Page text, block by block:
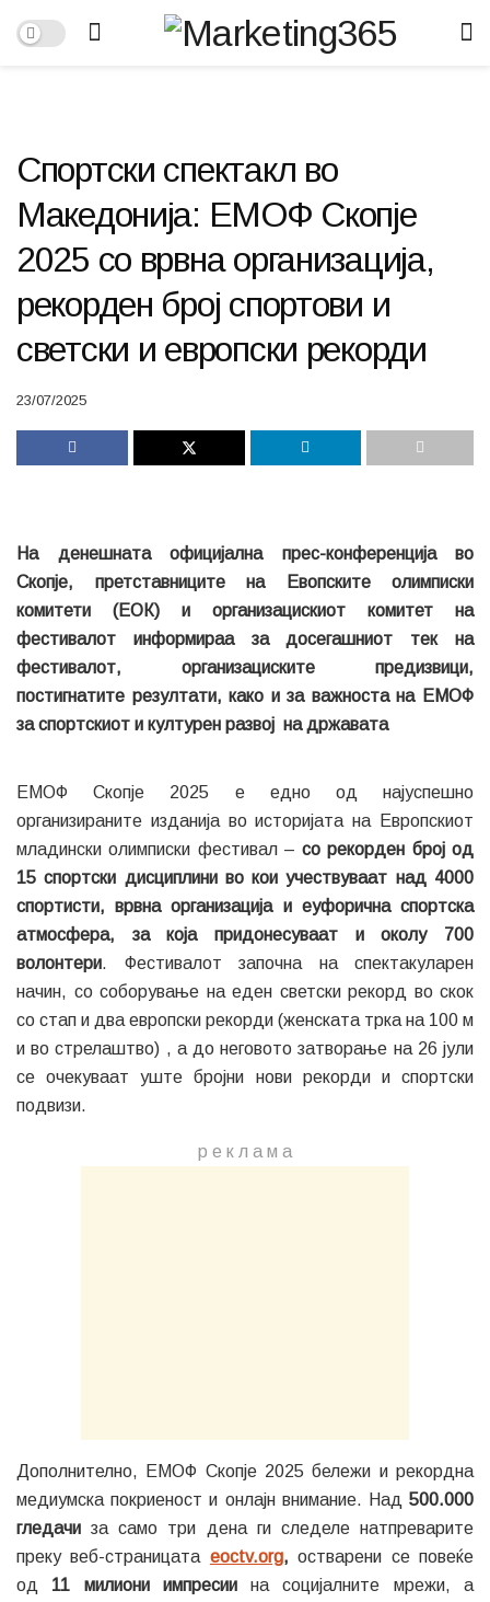
Спортски спектакл во
Македонија: ЕМОФ Скопје
2025 со врвна организација,
рекорден број спортови и
светски и европски рекорди
23/07/2025
На денешната официјална прес-конференција во
Скопје, претставниците на Евопските олимписки
комитети (ЕОК) и организацискиот комитет на
фестивалот информираа за досегашниот тек на
фестивалот, организациските предизвици,
постигнатите резултати, како и за важноста на ЕМОФ
за спортскиот и културен развој на државата
ЕМОФ Скопје 2025 е едно од најуспешно
организираните изданија во историјата на Европскиот
младински олимписки фестивал –со рекорден број од
15 спортски дисциплини во кои учествуваат над 4000
спортисти, врвна организација и еуфорична спортска
атмосфера, за која придонесуваат и околу 700
волонтери. Фестивалот започна на спектакуларен
начин, со соборување на еден светски рекорд во скок
со стап и два европски рекорди (женската трка на 100 м
и во стрелаштво) , а до неговото затворање на 26 јули
се очекуваат уште бројни нови рекорди и спортски
подвизи.
р е к л а м a
Дополнително, ЕМОФ Скопје 2025 бележи и рекордна
медиумска покриеност и онлајн внимание. Над 500.000
гледачи за само три дена ги следеле натпреварите
преку веб-страницата eoctv.org,остварени се повеќе
од 11 милиони импресиина социјалните мрежи, а